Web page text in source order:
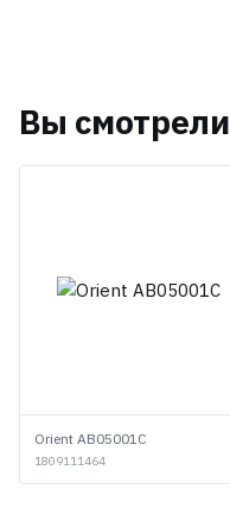
Вы смотрели
Orient AB05001C
1809111464